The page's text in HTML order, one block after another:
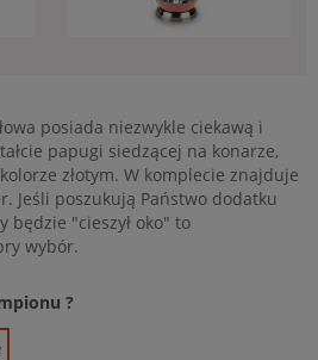
flamingami 131240
1 024,00 zł
posiada niezwykle ciekawą i
papugi siedzącej na konarze,
złotym. W komplecie znajduje
Jeśli poszukują Państwo dodatku
będzie "cieszył oko" to
wybór.
?